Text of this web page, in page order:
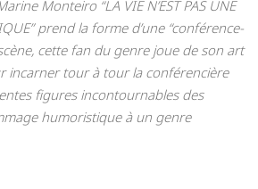
Monteiro “LA VIE N’EST PAS UNE
prend la forme d’une “conférence-
cette fan du genre joue de son art
incarner tour à tour la conférencière
figures incontournables des
humoristique à un genre